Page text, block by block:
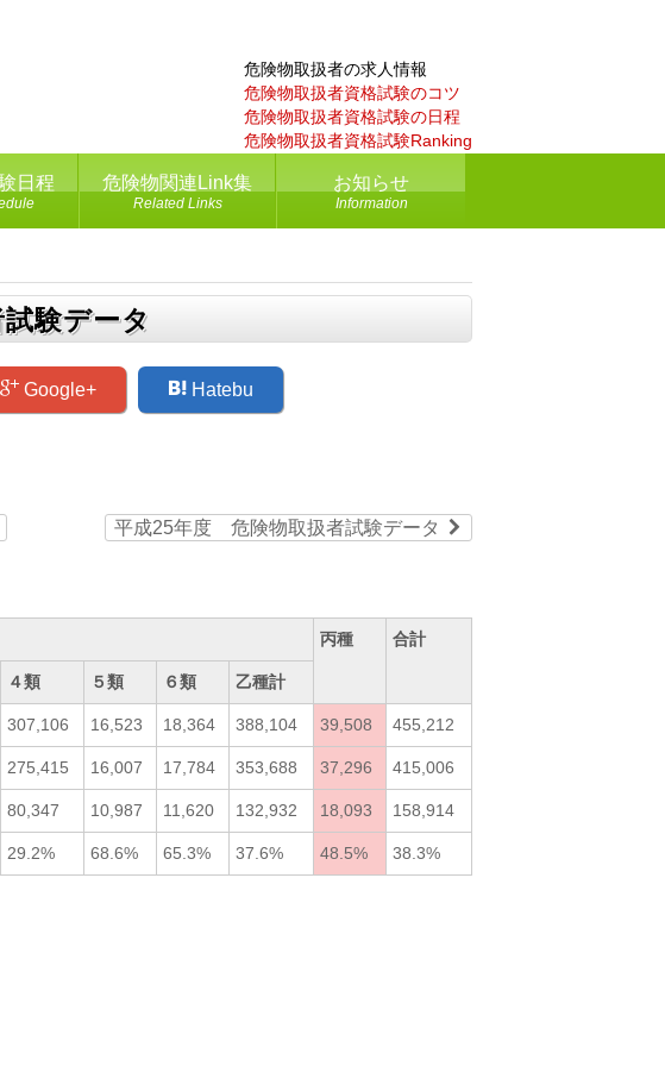
危険物取扱者の求人情報
危険物取扱者資格試験のコツ
危険物取扱者資格試験の日程
危険物取扱者資格試験Ranking
日程 危険物関連Link集
Related Links
お知らせ
Information
験データ
Google+ Hatebu
平成25年度 危険物取扱者試験データ ú
丙種 合計
４類 ５類 ６類 乙種計
307,106 16,523 18,364 388,104 39,508 455,212
275,415 16,007 17,784 353,688 37,296 415,006
80,347 10,987 11,620 132,932 18,093 158,914
29.2% 68.6% 65.3% 37.6% 48.5% 38.3%